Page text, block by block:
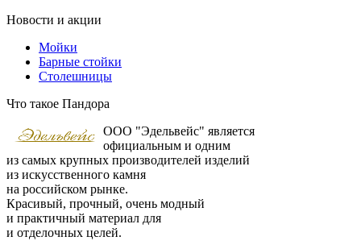
Новости и акции
Мойки
Барные стойки
Столешницы
Что такое Пандора
ООО "Эдельвейс" является
официальным и одним
из самых крупных производителей изделий
из искусственного камня
на российском рынке.
Красивый, прочный, очень модный
и практичный материал для
и отделочных целей.